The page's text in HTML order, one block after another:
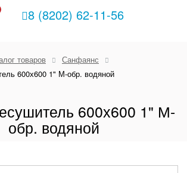
8 (8202) 62-11-56
товаров
Санфаянс
600х600 1" М-обр. водяной
600х600 1" М-
обр. водяной